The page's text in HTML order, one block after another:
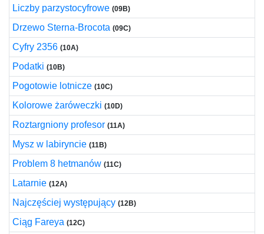
Liczby parzystocyfrowe (09B)
Drzewo Sterna-Brocota (09C)
Cyfry 2356 (10A)
Podatki (10B)
Pogotowie lotnicze (10C)
Kolorowe żaróweczki (10D)
Roztargniony profesor (11A)
Mysz w labiryncie (11B)
Problem 8 hetmanów (11C)
Latarnie (12A)
Najczęściej występujący (12B)
Ciąg Fareya (12C)